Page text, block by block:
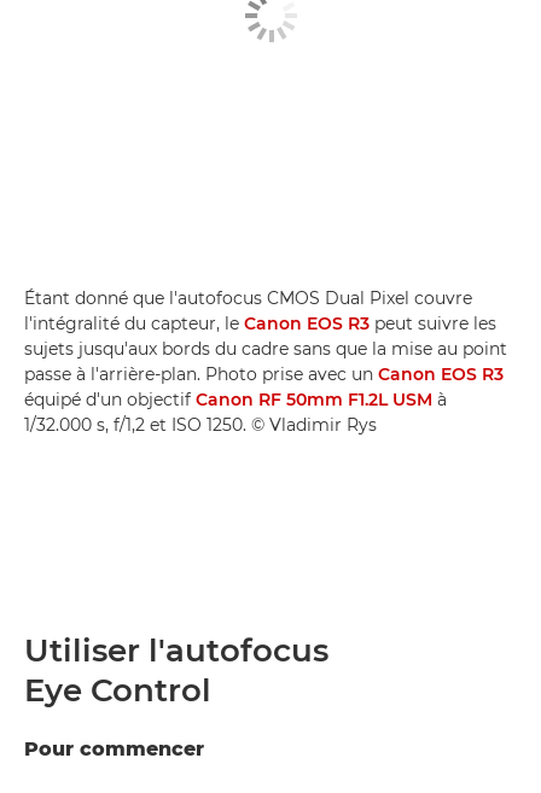
Étant donné que l'autofocus CMOS Dual Pixel couvre
l'intégralité du capteur, le Canon EOS R3 peut suivre les
sujets jusqu'aux bords du cadre sans que la mise au point
passe à l'arrière-plan. Photo prise avec un Canon EOS R3
équipé d'un objectif Canon RF 50mm F1.2L USM à
1/32.000 s, f/1,2 et ISO 1250. © Vladimir Rys
Utiliser l'autofocus
Eye Control
Pour commencer